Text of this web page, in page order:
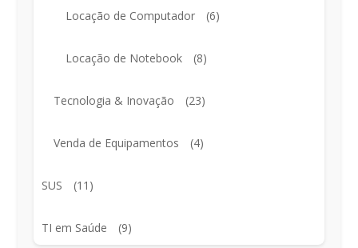
Locação de Computador (6)
Locação de Notebook (8)
Tecnologia & Inovação (23)
Venda de Equipamentos (4)
SUS (11)
TI em Saúde (9)